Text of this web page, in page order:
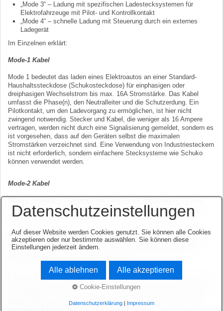
„Mode 3“ – Ladung mit spezifischen Ladestecksystemen für
Elektrofahrzeuge mit Pilot- und Kontrollkontakt
„Mode 4“ – schnelle Ladung mit Steuerung durch ein externes
Ladegerät
Im Einzelnen erklärt:
Mode-1 Kabel
Mode 1 bedeutet das laden eines Elektroautos an einer Standard-
Haushaltssteckdose (Schukosteckdose) für einphasigen oder
dreiphasigen Wechselstrom bis max. 16A Stromstärke. Das Kabel
umfasst die Phase(n), den Neutralleiter und die Schutzerdung. Ein
Pilotkontakt, um den Ladevorgang zu ermöglichen, ist hier nicht
zwingend notwendig. Stecker und Kabel, die weniger als 16 Ampere
vertragen, werden nicht durch eine Signalisierung gemeldet, sondern es
ist vorgesehen, dass auf den Geräten selbst die maximalen
Stromstärken verzeichnet sind. Eine Verwendung von Industriesteckern
ist nicht erforderlich, sondern einfachere Stecksysteme wie Schuko
können verwendet werden.
Mode-2 Kabel
Standard-Haushaltssteckdose (z.B. Schuko oder CEE blau oder einer
Drehstromsteckdose CEE rot) bis max. 32A dreiphasig.
Die Kommunikation zwischen dem Elektroauto und dem Ladeanschluss
übernimmt dabei eine Box, die zwischen dem Fahrzeugstecker und
Anschlussstecker integriert ist (IC-CPD oder ICCB). Der deutsche
Begriff zu Mode 2 lautet Ladebetriebsart 2.
Eine weitere Variante ist Mode 2 mit der Anschlussmöglichkeit an einer
CEE-Steckdose, vorwiegend mit blauem („Camping-“) Stecker, mit einer
blauen CEE Stecker können über einen längeren Zeitraum (mehrere
Datenschutzeinstellungen
Auf dieser Website werden Cookies genutzt. Sie können alle Cookies
akzeptieren oder nur bestimmte auswählen. Sie können diese
Einstellungen jederzeit ändern.
Alle ablehnen Alle akzeptieren
Cookie-Einstellungen
Datenschutzerklärung| Impressum